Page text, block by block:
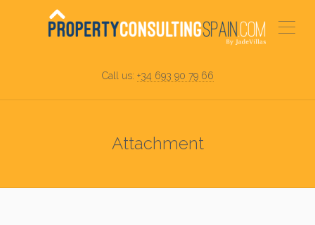
Call us: +34 693 90 79 66
Attachment